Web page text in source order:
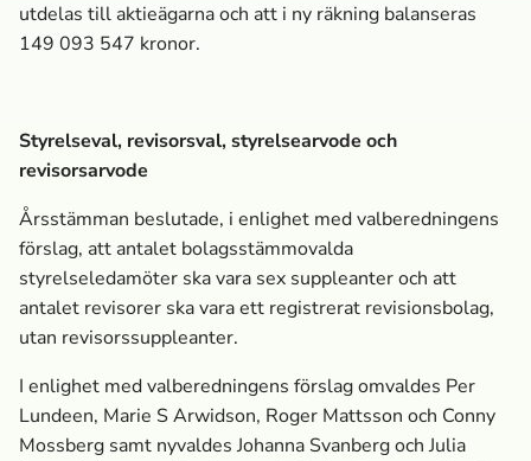
utdelas till aktieägarna och att i ny räkning balanseras
149 093 547 kronor.
Styrelseval, revisorsval, styrelsearvode och
revisorsarvode
Årsstämman beslutade, i enlighet med valberedningens
förslag, att antalet bolagsstämmovalda
styrelseledamöter ska vara sex suppleanter och att
antalet revisorer ska vara ett registrerat revisionsbolag,
utan revisorssuppleanter.
I enlighet med valberedningens förslag omvaldes Per
Lundeen, Marie S Arwidson, Roger Mattsson och Conny
Mossberg samt nyvaldes Johanna Svanberg och Julia